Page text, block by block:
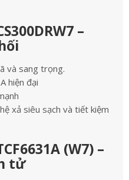
–
và sang trọng.
hiện đại
xả siêu sạch và tiết kiệm
(W7) –
tử